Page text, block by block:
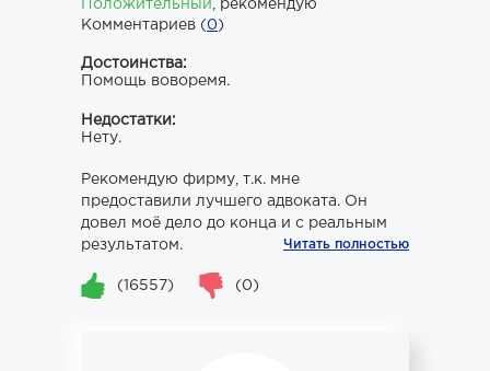
Положительный
рекомендую
Комментариев (0)
Достоинства:
Помощь воворемя.
Недостатки:
Нету.
Рекомендую фирму, т.к. мне
предоставили лучшего адвоката. Он
довел моё дело до конца и с реальным
результатом.
Читать полностью
(16557) (0)